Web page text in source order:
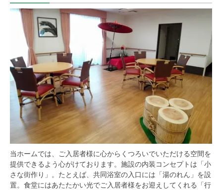
当ホームでは、ご入居者様に心からくつろいでいただける空間を
提供できるよう心がけております。施設の内装コンセプトは「小
さな街作り」。たとえば、共同浴室の入口には「湯のれん」を設
置。食堂にはあたたかい光でご入居者様をお迎えしてくれる「行